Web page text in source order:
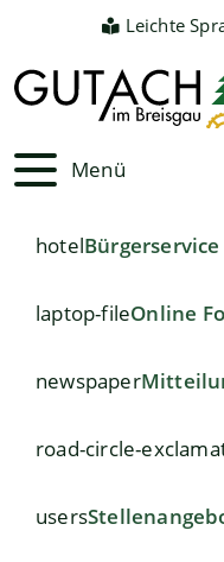
Leichte
Menü
hotelBürgerservice
laptop-fileOnline
newspaper
road-circle-
users